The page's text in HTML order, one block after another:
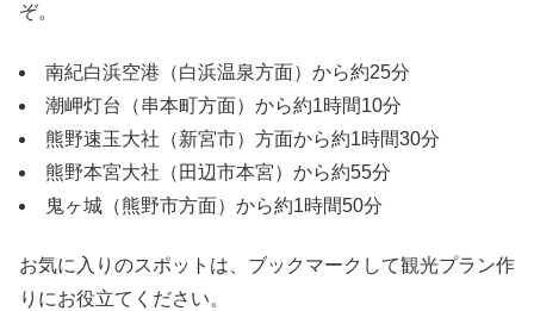
ぞ。
南紀白浜空港（白浜温泉方面）から約25分
潮岬灯台（串本町方面）から約1時間10分
熊野速玉大社（新宮市）方面から約1時間30分
熊野本宮大社（田辺市本宮）から約55分
鬼ヶ城（熊野市方面）から約1時間50分
お気に入りのスポットは、ブックマークして観光プラン作
りにお役立てください。